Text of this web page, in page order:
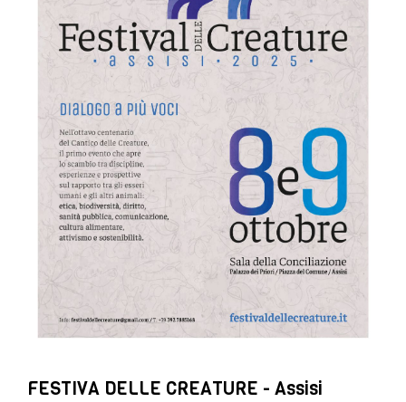
FESTIVA DELLE CREATURE - Assisi